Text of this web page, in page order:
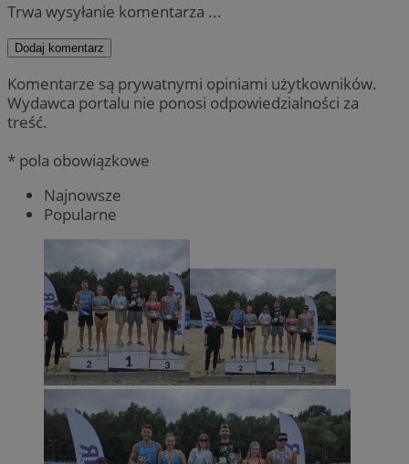
Trwa wysyłanie komentarza ...
Dodaj komentarz
Komentarze są prywatnymi opiniami użytkowników.
Wydawca portalu nie ponosi odpowiedzialności za
treść.
* pola obowiązkowe
Najnowsze
Popularne